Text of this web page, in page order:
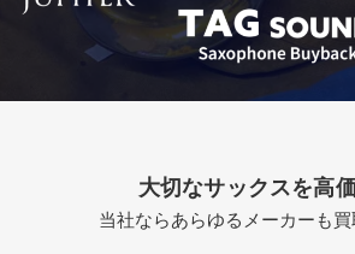
大切なサックスを高
当社ならあらゆるメーカーも